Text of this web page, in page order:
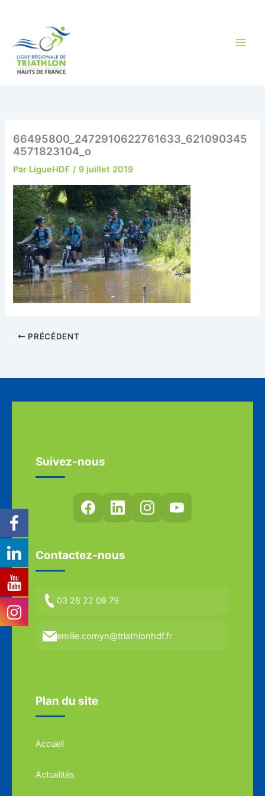
66495800_2472910622761633_621090345
4571823104_o
Par LigueHDF/9 juillet 2019
PRÉCÉDENT
Suivez-nous
Contactez-nous
03 28 22 06 79
emilie.comyn@triathlonhdf.fr
Plan du site
Accueil
Actualités